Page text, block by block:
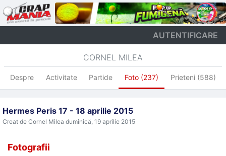
AUTENTIFICARE
CORNEL MILEA
Despre Activitate Partide Foto (237) Prieteni (588)
Hermes Peris 17 - 18 aprilie 2015
Creat de Cornel Milea duminică, 19 aprilie 2015
Fotografii